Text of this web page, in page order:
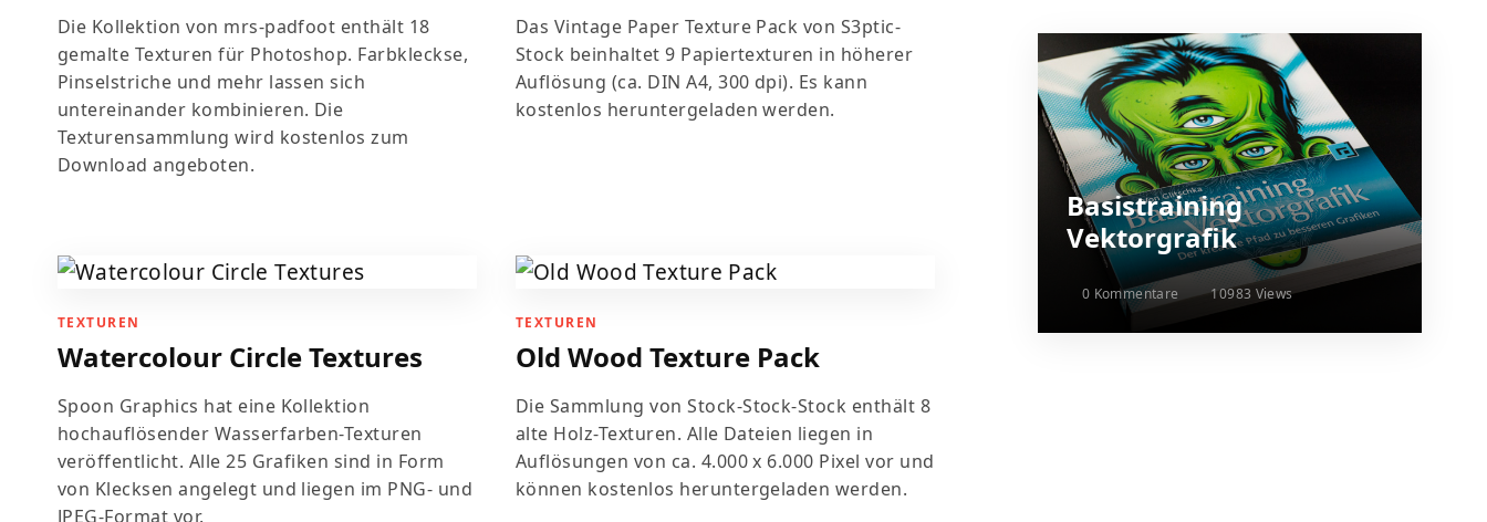
Die Kollektion von mrs-padfoot enthält 18
gemalte Texturen für Photoshop. Farbkleckse,
Pinselstriche und mehr lassen sich
untereinander kombinieren. Die
Texturensammlung wird kostenlos zum
Download angeboten.
Das Vintage Paper Texture Pack von S3ptic-
Stock beinhaltet 9 Papiertexturen in höherer
Auflösung (ca. DIN A4, 300 dpi). Es kann
kostenlos heruntergeladen werden.
TEXTUREN
Watercolour Circle Textures
Spoon Graphics hat eine Kollektion
hochauflösender Wasserfarben-Texturen
veröffentlicht. Alle 25 Grafiken sind in Form
von Klecksen angelegt und liegen im PNG- und
JPEG-Format vor.
TEXTUREN
Old Wood Texture Pack
Die Sammlung von Stock-Stock-Stock enthält 8
alte Holz-Texturen. Alle Dateien liegen in
Auflösungen von ca. 4.000 x 6.000 Pixel vor und
können kostenlos heruntergeladen werden.
Basistraining
Vektorgrafik
0 Kommentare 10983 Views